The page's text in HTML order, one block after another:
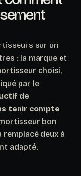
sur un
: la marque et
choisi,
par le
de
tenir compte
bon
deux à
adapté.